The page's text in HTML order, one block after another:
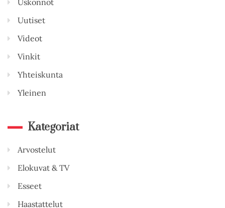
Uutiset
Videot
Vinkit
Yhteiskunta
Yleinen
Kategoriat
Arvostelut
Elokuvat & TV
Esseet
Haastattelut